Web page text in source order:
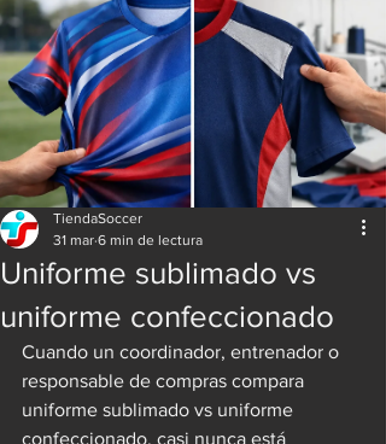
Uniforme sublimado vs
uniforme confeccionado
TiendaSoccer
31 mar 6 min de lectura
Cuando un coordinador, entrenador o
responsable de compras compara
uniforme sublimado vs uniforme
confeccionado, casi nunca está